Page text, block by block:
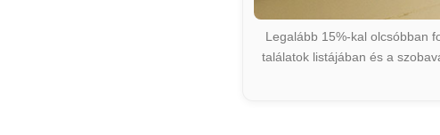
Legalább 15%-kal olcsóbban
találatok listájában és a